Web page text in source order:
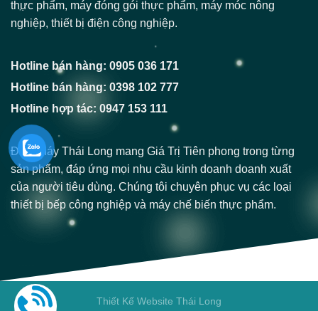
thực phẩm, máy đóng gói thực phẩm, máy móc nông
nghiệp, thiết bị điện công nghiệp.
Hotline bán hàng: 0905 036 171
Hotline bán hàng: 0398 102 777
Hotline hợp tác: 0947 153 111
Điện Máy Thái Long mang Giá Trị Tiên phong trong từng
sản phẩm, đáp ứng mọi nhu cầu kinh doanh doanh xuất
của người tiêu dùng. Chúng tôi chuyên phục vụ các loại
thiết bị bếp công nghiệp và máy chế biến thực phẩm.
Thiết Kế Website Thái Long